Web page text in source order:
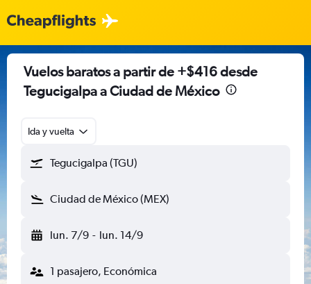
Vuelos baratos a partir de +$416 desde
Tegucigalpa a Ciudad de México
Ida y vuelta
Tegucigalpa (TGU)
Ciudad de México (MEX)
lun. 7/9 - lun. 14/9
1 pasajero, Económica